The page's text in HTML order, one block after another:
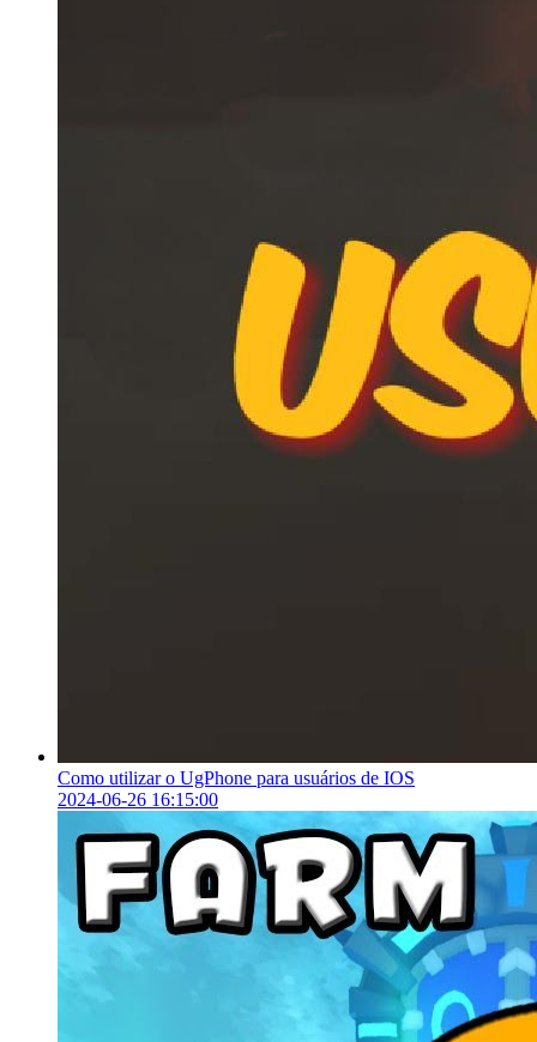
Como utilizar o UgPhone para usuários de IOS
2024-06-26 16:15:00